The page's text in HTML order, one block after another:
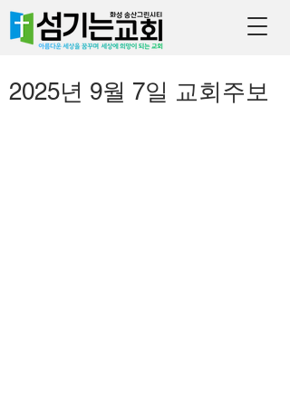
2025년 9월 7일 교회주보